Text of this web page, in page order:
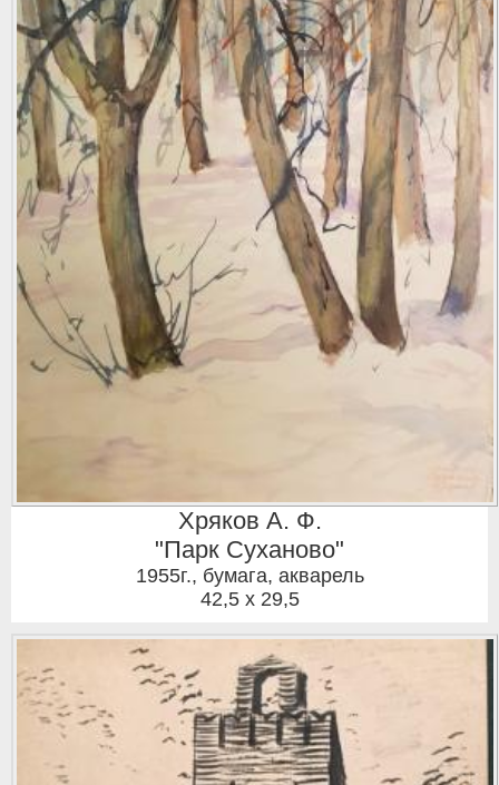
Хряков А. Ф.
"Парк Суханово"
1955г., бумага, акварель
42,5 x 29,5